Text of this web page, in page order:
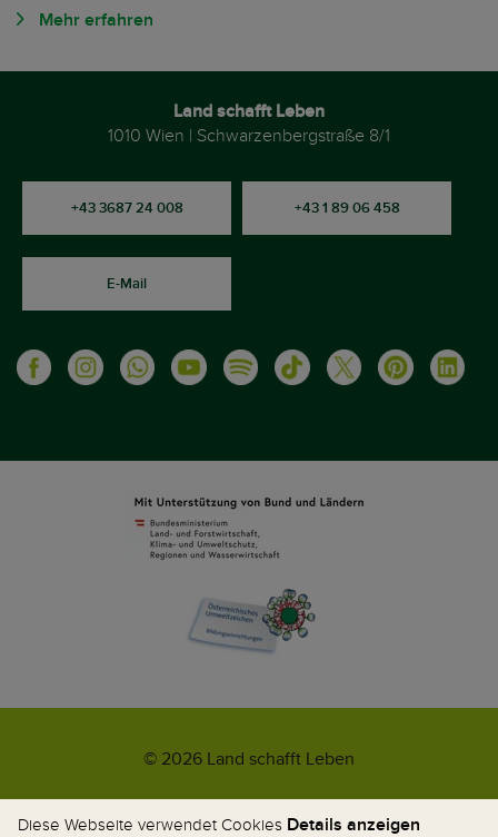
Mehr erfahren
Land schafft Leben
1010 Wien | Schwarzenbergstraße 8/1
+43 3687 24 008 +43 1 89 06 458
E-Mail
© 2026 Land schafft Leben
Impressum AGB Kontakt Datenschutz
Umweltzeichen
WhatsApp-News
Diese Webseite verwendet Cookies Details anzeigen